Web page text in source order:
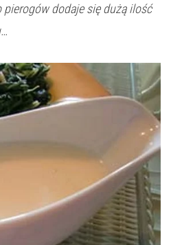
dodaje się dużą ilość